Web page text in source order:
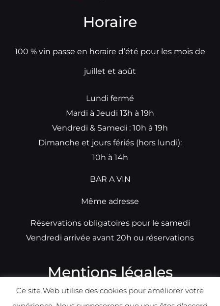
Horaire
100 % vin passe en horaire d’été pour les mois de
juillet et août
Lundi fermé
Mardi à Jeudi 13h à 19h
Vendredi & Samedi : 10h à 19h
Dimanche et jours fériés (hors lundi):
10h à 14h
BAR A VIN
Même adresse
Réservations obligatoires pour le samedi
Vendredi arrivée avant 20h ou réservations
Mentions légales
Ce site Web utilise des cookies pour améliorer votre